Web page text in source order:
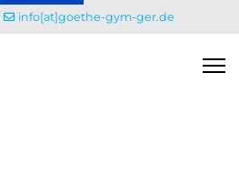
info[at]goethe-gym-ger.de